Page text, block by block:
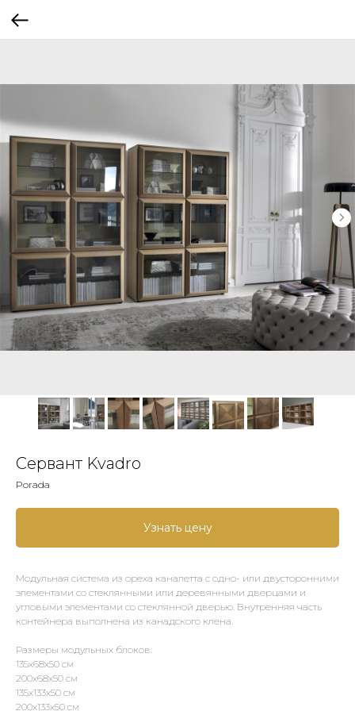
Сервант Kvadro
Porada
Узнать цену
Модульная система из ореха каналетта с одно- или двусторонними
элементами со стеклянными или деревянными дверцами и
угловыми элементами со стеклянной дверью. Внутренняя часть
контейнера выполнена из канадского клена.
Размеры модульных блоков:
135х68х50 см
200х68х50 см
135х133х50 см
200х133х50 см